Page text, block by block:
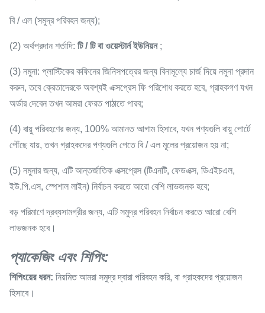
বি / এল (সমুদ্র পরিবহন জন্য);
(2) অর্থপ্রদান শর্তাদি: টি / টি বা ওয়েস্টার্ন ইউনিয়ন;
(3) নমুনা: প্লাস্টিকের কফিনের জিনিসপত্রের জন্য বিনামূল্যে চার্জ দিয়ে নমুনা প্রদান
করুন, তবে ক্রেতাদেরকে অবশ্যই এক্সপ্রেস ফি পরিশোধ করতে হবে, গ্রাহকগণ যখন
অর্ডার দেবেন তখন আমরা ফেরত পাঠাতে পারব;
(4) বায়ু পরিবহণের জন্য, 100% আমানত আগাম হিসাবে, যখন পণ্যগুলি বায়ু পোর্টে
পৌঁছে যায়, তখন গ্রাহকদের পণ্যগুলি পেতে বি / এল মূলের প্রয়োজন হয় না;
(5) নমুনার জন্য, এটি আন্তর্জাতিক এক্সপ্রেস (টিএনটি, ফেডএক্স, ডিএইচএল,
ইউ.পি.এস, স্পেশাল লাইন) নির্বাচন করতে আরো বেশি লাভজনক হবে;
বড় পরিমাণে দ্রব্যসামগ্রীর জন্য, এটি সমুদ্র পরিবহন নির্বাচন করতে আরো বেশি
লাভজনক হবে।
প্যাকেজিং এবং শিপিং:
শিপিংয়ের ধরন: নিয়মিত আমরা সমুদ্র দ্বারা পরিবহন করি, বা গ্রাহকদের প্রয়োজন
হিসাবে।